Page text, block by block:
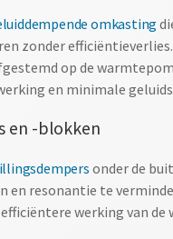
omkasting
zonder
op de
en minimale
en -blokken
onder de
en resonantie te
werking van de